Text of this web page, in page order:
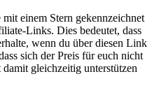
einem Stern gekennzeichnet
Links. Dies bedeutet, dass
wenn du über diesen Link
sich der Preis für euch nicht
gleichzeitig unterstützen